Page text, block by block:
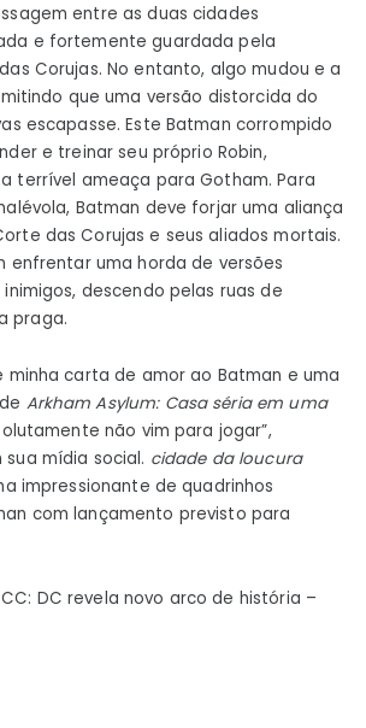
entre as duas cidades
e fortemente guardada pela
Corujas. No entanto, algo mudou e a
que uma versão distorcida do
escapasse. Este Batman corrompido
e treinar seu próprio Robin,
terrível ameaça para Gotham. Para
Batman deve forjar uma aliança
das Corujas e seus aliados mortais.
enfrentar uma horda de versões
descendo pelas ruas de
praga.
minha carta de amor ao Batman e uma
Arkham Asylum: Casa séria em uma
não vim para jogar”,
mídia social. cidade da loucura
impressionante de quadrinhos
com lançamento previsto para
DC revela novo arco de história –